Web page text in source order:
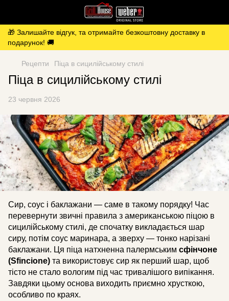
🎁 Залишайте відгук, та отримайте безкоштовну доставку в
подарунок! 🚚
Рецепти Піца в сицилійському стилі
Піца в сицилійському стилі
23 червня 2026
Сир, соус і баклажани — саме в такому порядку! Час
перевернути звичні правила з американською піцою в
сицилійському стилі, де спочатку викладається шар
сиру, потім соус маринара, а зверху — тонко нарізані
баклажани. Ця піца натхненна палермським сфінчоне
(Sfincione) та використовує сир як перший шар, щоб
тісто не стало вологим під час тривалішого випікання.
Завдяки цьому основа виходить приємно хрусткою,
особливо по краях.